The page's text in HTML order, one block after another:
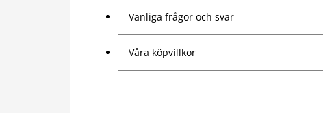
Vanliga frågor och svar
Våra köpvillkor